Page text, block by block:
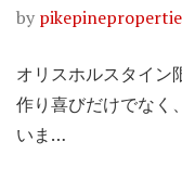
by
オリスホルスタイン
作り喜びだけでなく
いま…